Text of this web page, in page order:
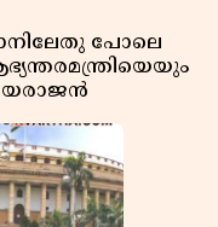
പോലെ